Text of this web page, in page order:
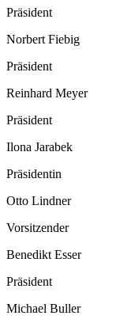
Präsident
Norbert Fiebig
Präsident
Reinhard Meyer
Präsident
Ilona Jarabek
Präsidentin
Otto Lindner
Vorsitzender
Benedikt Esser
Präsident
Michael Buller